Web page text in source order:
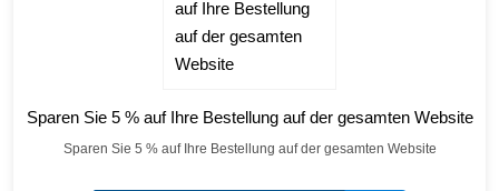
Sparen Sie 5 % auf Ihre Bestellung auf der gesamten Website
Sparen Sie 5 % auf Ihre Bestellung auf der gesamten Website